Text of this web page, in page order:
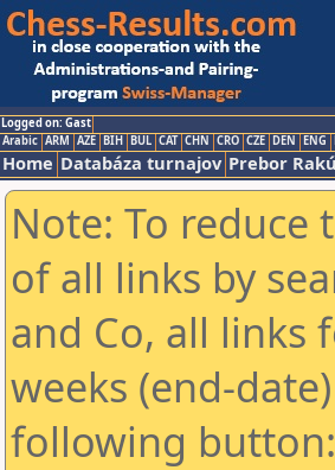
Logged on: Gast
Arabic ARM AZE BIH BUL CAT CHN CRO CZE DEN ENG
Home Databáza turnajov Prebor
Note: To reduce
of all links by
and Co, all links
weeks (end-
following button: